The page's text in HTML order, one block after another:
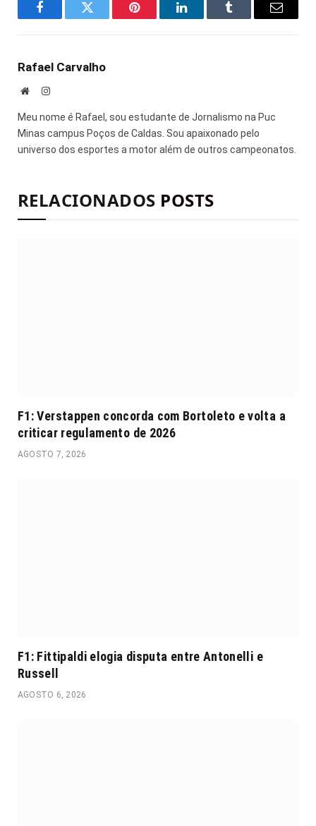
FacebookTwitter Pinterest LinkedInTumblr
E-
Rafael Carvalho
Site Instagram
Meu nome é Rafael, sou estudante de Jornalismo na Puc
Minas campus Poços de Caldas. Sou apaixonado pelo
universo dos esportes a motor além de outros campeonatos.
RELACIONADOS POSTS
F1: Verstappen concorda com Bortoleto e volta a
criticar regulamento de 2026
AGOSTO 7, 2026
F1: Fittipaldi elogia disputa entre Antonelli e
Russell
AGOSTO 6, 2026